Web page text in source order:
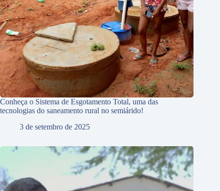
Conheça o Sistema de Esgotamento Total, uma das
tecnologias do saneamento rural no semiárido!
3 de setembro de 2025